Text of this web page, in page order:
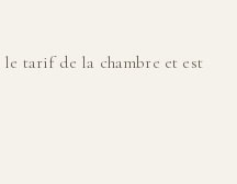
tarif de la chambre et est